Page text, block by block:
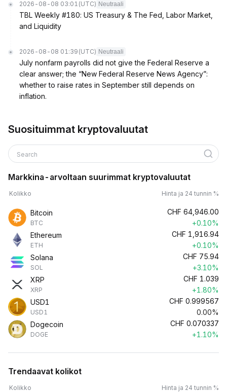
2026-08-08 03:01 (UTC) Neutraali
TBL Weekly #180: US Treasury & The Fed, Labor Market,
and Liquidity
2026-08-08 01:39 (UTC) Neutraali
July nonfarm payrolls did not give the Federal Reserve a
clear answer; the “New Federal Reserve News Agency”:
whether to raise rates in September still depends on
inflation.
Suosituimmat kryptovaluutat
Search
Markkina-arvoltaan suurimmat kryptovaluutat
Kolikko Hinta ja 24 tunnin %
Bitcoin
BTC
CHF 64,946.00
+0.10%
Ethereum
ETH
CHF 1,916.94
+0.10%
Solana
SOL
CHF 75.94
+3.10%
XRP
XRP
CHF 1.039
+1.80%
USD1
USD1
CHF 0.999567
0.00%
Dogecoin
DOGE
CHF 0.070337
+1.10%
Trendaavat kolikot
Kolikko Hinta ja 24 tunnin %